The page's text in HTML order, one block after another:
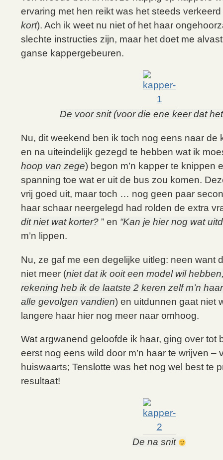
ervaring met hen reikt was het steeds
kort). Ach ik weet nu niet of het haar
slechte instructies zijn, maar het doet me
ganse kappergebeuren.
De voor snit (voor die ene keer dat
Nu, dit weekend ben ik toch nog eens naar de
en na uiteindelijk gezegd te hebben wat ik
hoop van zege) begon m’n kapper te knippen
spanning toe wat er uit de bus zou komen.
vrij goed uit, maar toch … nog geen paar
haar schaar neergelegd had rolden de extra
dit niet wat korter? ” en “Kan je hier nog wat
m’n lippen.
Nu, ze gaf me een degelijke uitleg: neen want
niet meer (niet dat ik ooit een model wil
rekening heb ik de laatste 2 keren zelf m’n
alle gevolgen vandien) en uitdunnen gaat niet
langere haar hier nog meer naar omhoog.
Wat argwanend geloofde ik haar, ging over tot
eerst nog eens wild door m’n haar te wrijven –
huiswaarts; Tenslotte was het nog wel best te
resultaat!
De na snit